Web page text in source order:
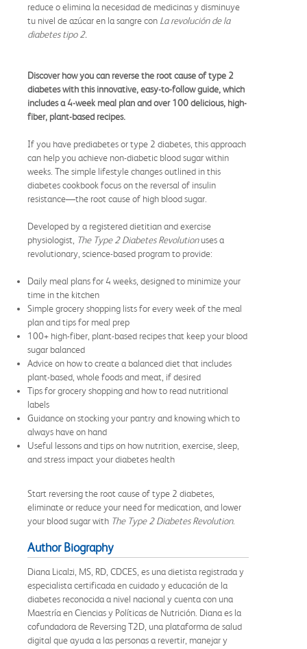
reduce o elimina la necesidad de medicinas y disminuye
tu nivel de azúcar en la sangre con La revolución de la
diabetes tipo 2.
Discover how you can reverse the root cause of type 2
diabetes with this innovative, easy-to-follow guide, which
includes a 4-week meal plan and over 100 delicious, high-
fiber, plant-based recipes.
If you have prediabetes or type 2 diabetes, this approach
can help you achieve non-diabetic blood sugar within
weeks. The simple lifestyle changes outlined in this
diabetes cookbook focus on the reversal of insulin
resistance—the root cause of high blood sugar.
Developed by a registered dietitian and exercise
physiologist, The Type 2 Diabetes Revolutionuses a
revolutionary, science-based program to provide:
Daily meal plans for 4 weeks, designed to minimize your
time in the kitchen
Simple grocery shopping lists for every week of the meal
plan and tips for meal prep
100+ high-fiber, plant-based recipes that keep your blood
sugar balanced
Advice on how to create a balanced diet that includes
plant-based, whole foods and meat, if desired
Tips for grocery shopping and how to read nutritional
labels
Guidance on stocking your pantry and knowing which to
always have on hand
Useful lessons and tips on how nutrition, exercise, sleep,
and stress impact your diabetes health
Start reversing the root cause of type 2 diabetes,
eliminate or reduce your need for medication, and lower
your blood sugar with The Type 2 Diabetes Revolution.
Author Biography
Diana Licalzi, MS, RD, CDCES, es una dietista registrada y
especialista certificada en cuidado y educación de la
diabetes reconocida a nivel nacional y cuenta con una
Maestría en Ciencias y Políticas de Nutrición. Diana es la
cofundadora de Reversing T2D, una plataforma de salud
digital que ayuda a las personas a revertir, manejar y